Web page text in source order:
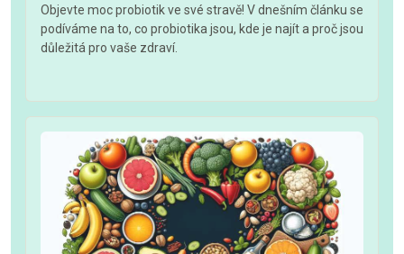
Objevte moc probiotik ve své stravě! V dnešním článku se
podíváme na to, co probiotika jsou, kde je najít a proč jsou
důležitá pro vaše zdraví.